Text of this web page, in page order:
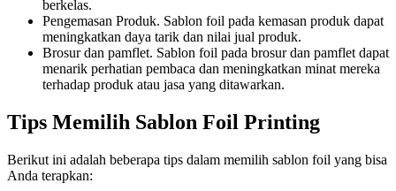
berkelas.
Pengemasan Produk. Sablon foil pada kemasan produk dapat
meningkatkan daya tarik dan nilai jual produk.
Brosur dan pamflet. Sablon foil pada brosur dan pamflet dapat
menarik perhatian pembaca dan meningkatkan minat mereka
terhadap produk atau jasa yang ditawarkan.
Tips Memilih Sablon Foil Printing
Berikut ini adalah beberapa tips dalam memilih sablon foil yang bisa
Anda terapkan: